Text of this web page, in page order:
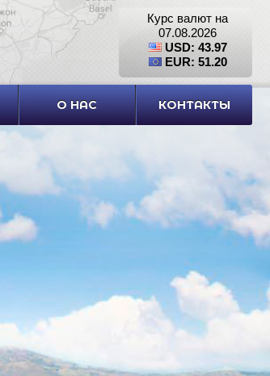
Курс валют на
07.08.2026
USD: 43.97
EUR: 51.20
О НАС КОНТАКТЫ